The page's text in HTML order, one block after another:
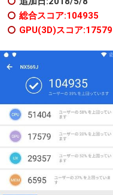
総合スコア:104935
GPU(3D)スコア:17579